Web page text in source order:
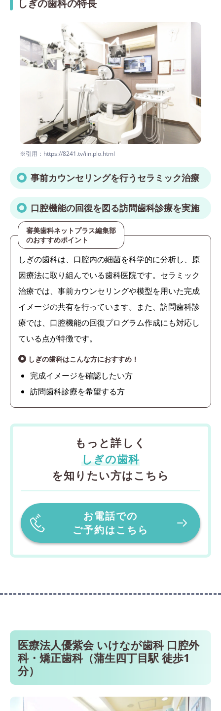
しぎの歯科の特長
※引用：https://8241.tv/iin.plo.html
事前カウンセリングを行うセラミック治療
口腔機能の回復を図る訪問歯科診療を実施
審美歯科ネットプラス編集部
のおすすめポイント
しぎの歯科は、口腔内の細菌を科学的に分析し、原
因療法に取り組んでいる歯科医院です。セラミック
治療では、事前カウンセリングや模型を用いた完成
イメージの共有を行っています。また、訪問歯科診
療では、口腔機能の回復プログラム作成にも対応し
ている点が特徴です。
しぎの歯科はこんな方におすすめ！
完成イメージを確認したい方
訪問歯科診療を希望する方
もっと詳しく
しぎの歯科
を知りたい方はこちら
お電話での
ご予約はこちら
医療法人優紫会 いけなが歯科 口腔外
科・矯正歯科（蒲生四丁目駅 徒歩1
分）